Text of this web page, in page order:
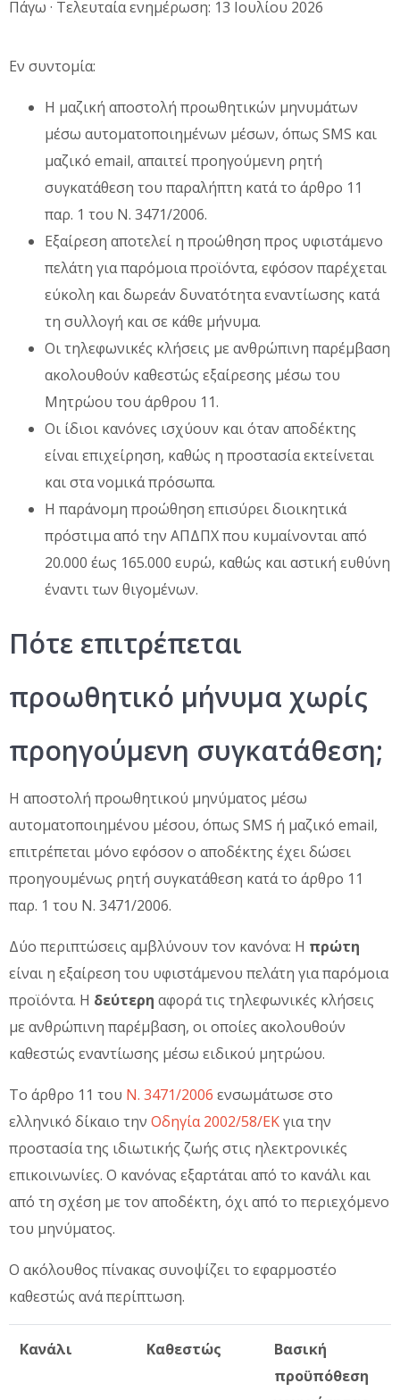
Πάγω · Τελευταία ενημέρωση: 13 Ιουλίου 2026
Εν συντομία:
Η μαζική αποστολή προωθητικών μηνυμάτων
μέσω αυτοματοποιημένων μέσων, όπως SMS και
μαζικό email, απαιτεί προηγούμενη ρητή
συγκατάθεση του παραλήπτη κατά το άρθρο 11
παρ. 1 του Ν. 3471/2006.
Εξαίρεση αποτελεί η προώθηση προς υφιστάμενο
πελάτη για παρόμοια προϊόντα, εφόσον παρέχεται
εύκολη και δωρεάν δυνατότητα εναντίωσης κατά
τη συλλογή και σε κάθε μήνυμα.
Οι τηλεφωνικές κλήσεις με ανθρώπινη παρέμβαση
ακολουθούν καθεστώς εξαίρεσης μέσω του
Μητρώου του άρθρου 11.
Οι ίδιοι κανόνες ισχύουν και όταν αποδέκτης
είναι επιχείρηση, καθώς η προστασία εκτείνεται
και στα νομικά πρόσωπα.
Η παράνομη προώθηση επισύρει διοικητικά
πρόστιμα από την ΑΠΔΠΧ που κυμαίνονται από
20.000 έως 165.000 ευρώ, καθώς και αστική ευθύνη
έναντι των θιγομένων.
Πότε επιτρέπεται
προωθητικό μήνυμα χωρίς
προηγούμενη συγκατάθεση;
Η αποστολή προωθητικού μηνύματος μέσω
αυτοματοποιημένου μέσου, όπως SMS ή μαζικό email,
επιτρέπεται μόνο εφόσον ο αποδέκτης έχει δώσει
προηγουμένως ρητή συγκατάθεση κατά το άρθρο 11
παρ. 1 του Ν. 3471/2006.
Δύο περιπτώσεις αμβλύνουν τον κανόνα: Η πρώτη
είναι η εξαίρεση του υφιστάμενου πελάτη για παρόμοια
προϊόντα. Η δεύτερη αφορά τις τηλεφωνικές κλήσεις
με ανθρώπινη παρέμβαση, οι οποίες ακολουθούν
καθεστώς εναντίωσης μέσω ειδικού μητρώου.
Το άρθρο 11 του Ν. 3471/2006 ενσωμάτωσε στο
ελληνικό δίκαιο την Οδηγία 2002/58/ΕΚγια την
προστασία της ιδιωτικής ζωής στις ηλεκτρονικές
επικοινωνίες. Ο κανόνας εξαρτάται από το κανάλι και
από τη σχέση με τον αποδέκτη, όχι από το περιεχόμενο
του μηνύματος.
Ο ακόλουθος πίνακας συνοψίζει το εφαρμοστέο
καθεστώς ανά περίπτωση.
Κανάλι Καθεστώς
Βασική
προϋπόθεση